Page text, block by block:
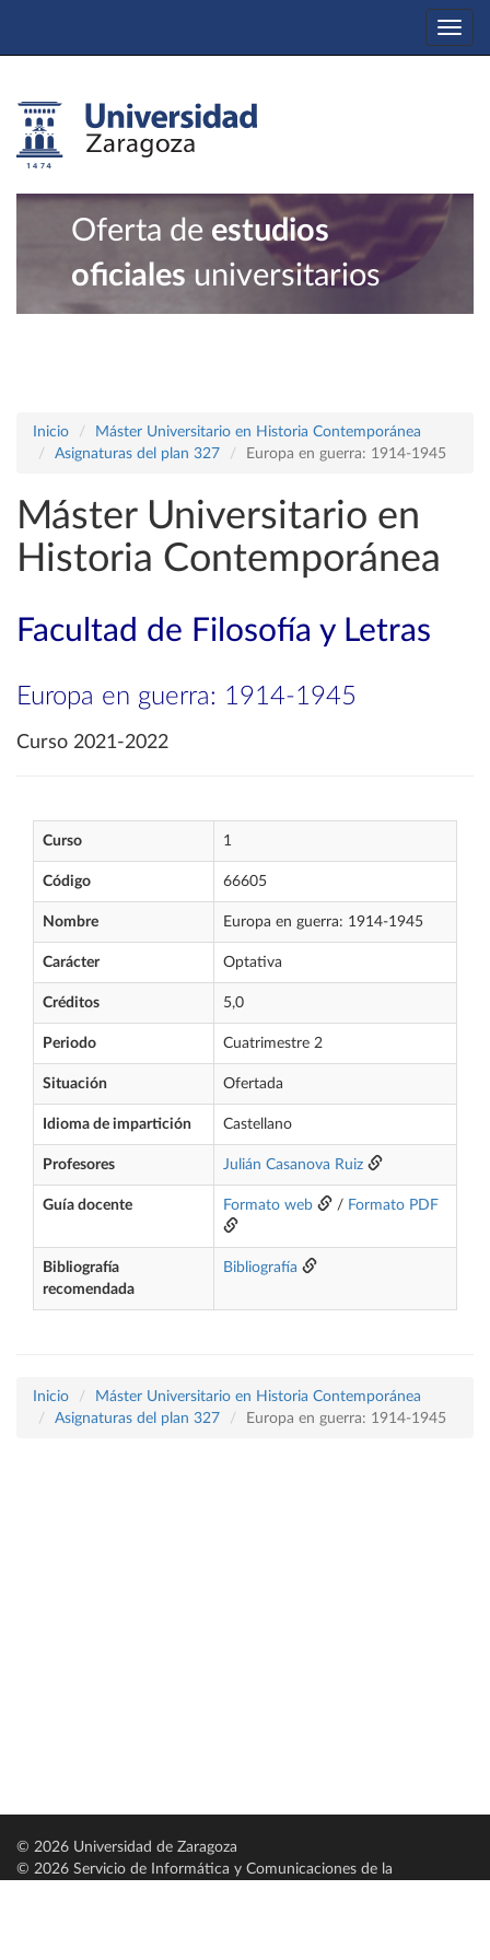
Oferta de estudios
oficiales universitarios
Inicio
Máster Universitario en Historia Contemporánea
Asignaturas del plan 327
Europa en guerra: 1914-1945
Máster Universitario en
Historia Contemporánea
Facultad de Filosofía y Letras
Europa en guerra: 1914-1945
Curso 2021-2022
Curso 1
Código 66605
Nombre Europa en guerra: 1914-1945
Carácter Optativa
Créditos 5,0
Periodo Cuatrimestre 2
Situación Ofertada
Idioma de impartición Castellano
Profesores Julián Casanova Ruiz
Guía docente Formato web / Formato PDF
Bibliografía
recomendada
Bibliografía
Inicio
Máster Universitario en Historia Contemporánea
Asignaturas del plan 327
Europa en guerra: 1914-1945
© 2026 Universidad de Zaragoza
© 2026 Servicio de Informática y Comunicaciones de la